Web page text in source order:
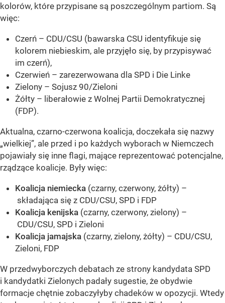
kolorów, które przypisane są poszczególnym partiom. Są
więc:
Czerń – CDU/CSU (bawarska CSU identyfikuje się
kolorem niebieskim, ale przyjęło się, by przypisywać
im czerń),
Czerwień – zarezerwowana dla SPD i Die Linke
Zielony – Sojusz 90/Zieloni
Żółty – liberałowie z Wolnej Partii Demokratycznej
(FDP).
Aktualna, czarno-czerwona koalicja, doczekała się nazwy
„wielkiej”, ale przed i po każdych wyborach w Niemczech
pojawiały się inne flagi, mające reprezentować potencjalne,
rządzące koalicje. Były więc:
Koalicja niemiecka (czarny, czerwony, żółty) –
składająca się z CDU/CSU, SPD i FDP
Koalicja kenijska (czarny, czerwony, zielony) –
CDU/CSU, SPD i Zieloni
Koalicja jamajska (czarny, zielony, żółty) – CDU/CSU,
Zieloni, FDP
W przedwyborczych debatach ze strony kandydata SPD
i kandydatki Zielonych padały sugestie, że obydwie
formacje chętnie zobaczyłyby chadeków w opozycji. Wtedy